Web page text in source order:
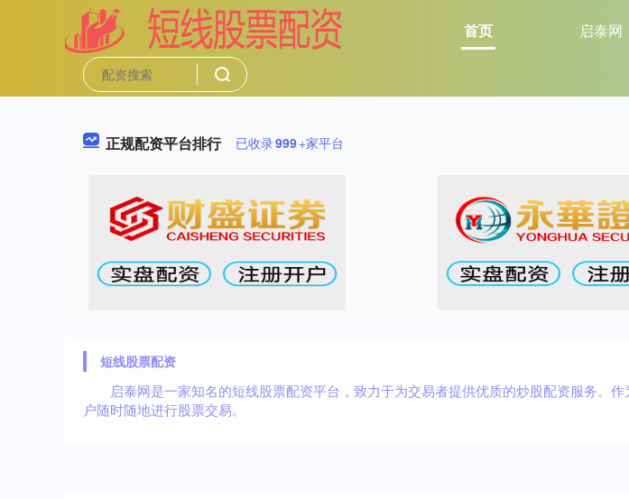
首页 启泰网
正规配资平台排行 已收录999+家平台
短线股票配资
启泰网是一家知名的短线股票配资平台，致力于为交易者提供优质的炒股配资服务。
户随时随地进行股票交易。